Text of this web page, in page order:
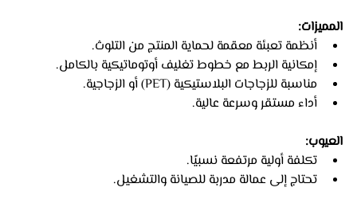
المميزات:
أنظمة تعبئة معقمة لحماية المنتج من التلوث.
إمكانية الربط مع خطوط تغليف أوتوماتيكية بالكامل.
مناسبة للزجاجات البلاستيكية (PET) أو الزجاجية.
أداء مستقر وسرعة عالية.
العيوب:
تكلفة أولية مرتفعة نسبيًا.
تحتاج إلى عمالة مدربة للصيانة والتشغيل.